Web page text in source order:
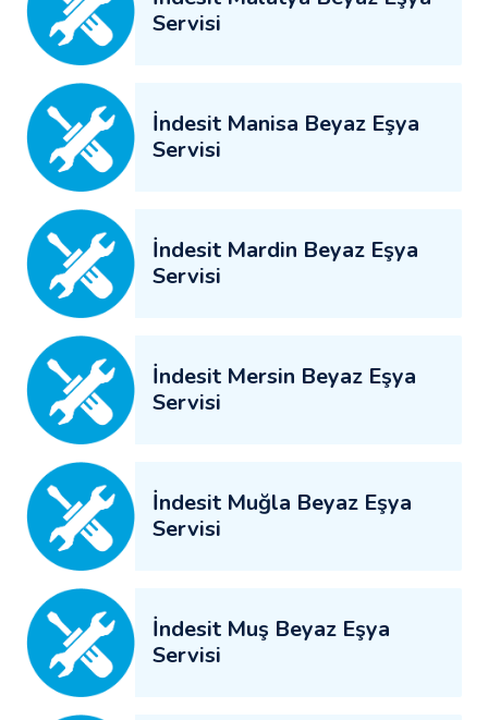
Servisi
İndesit Manisa Beyaz Eşya
Servisi
İndesit Mardin Beyaz Eşya
Servisi
İndesit Mersin Beyaz Eşya
Servisi
İndesit Muğla Beyaz Eşya
Servisi
İndesit Muş Beyaz Eşya
Servisi